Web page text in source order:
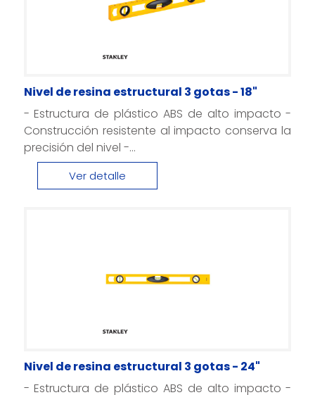
Nivel de resina estructural 3 gotas - 18"
- Estructura de plástico ABS de alto impacto -
Construcción resistente al impacto conserva la
precisión del nivel -...
Ver detalle
Nivel de resina estructural 3 gotas - 24"
- Estructura de plástico ABS de alto impacto -